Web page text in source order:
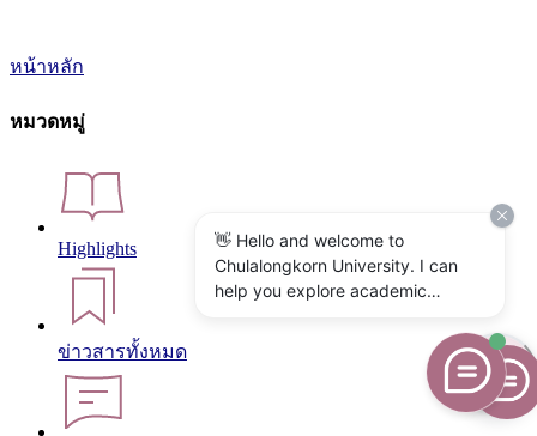
หน้าหลัก
หมวดหมู่
Highlights
ข่าวสารทั้งหมด
👋 Hello and welcome to
Chulalongkorn University. I can
help you explore academic